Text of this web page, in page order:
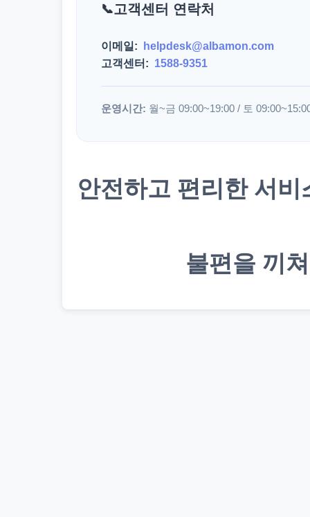
고객센터 연락처
이메일:
helpdesk@albamon.com
고객센터: 1588-9351
운영시간: 월~금 09:00~19:00 / 토
안전하고 편리한 서
불편을 끼